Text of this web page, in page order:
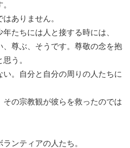
ありません。
たちには人と接する時には、
、尊ぶ、そうです。尊敬の念を抱
う。
い。自分と自分の周りの人たちに
その宗教観が彼らを救ったのでは
ンティアの人たち。